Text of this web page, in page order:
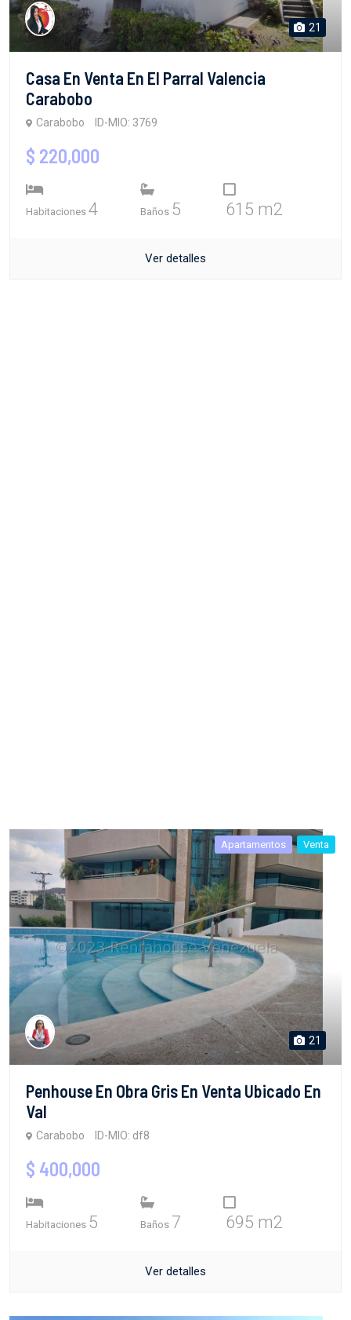
21
Casa En Venta En El Parral Valencia
Carabobo
Carabobo ID-MIO: 3769
$ 220,000
Habitaciones 4 Baños 5 615 m2
Ver detalles
Apartamentos Venta
21
Penhouse En Obra Gris En Venta Ubicado En
Val
Carabobo ID-MIO: df8
$ 400,000
Habitaciones 5 Baños 7 695 m2
Ver detalles